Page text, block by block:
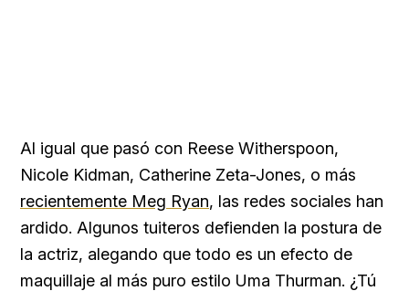
Al igual que pasó con Reese Witherspoon,
Nicole Kidman, Catherine Zeta-Jones, o más
recientemente Meg Ryan, las redes sociales han
ardido. Algunos tuiteros defienden la postura de
la actriz, alegando que todo es un efecto de
maquillaje al más puro estilo Uma Thurman. ¿Tú